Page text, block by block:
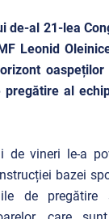
de-al 21-lea
Leonid
oaspeților
pregătire al
de vineri le-a
bazei
de